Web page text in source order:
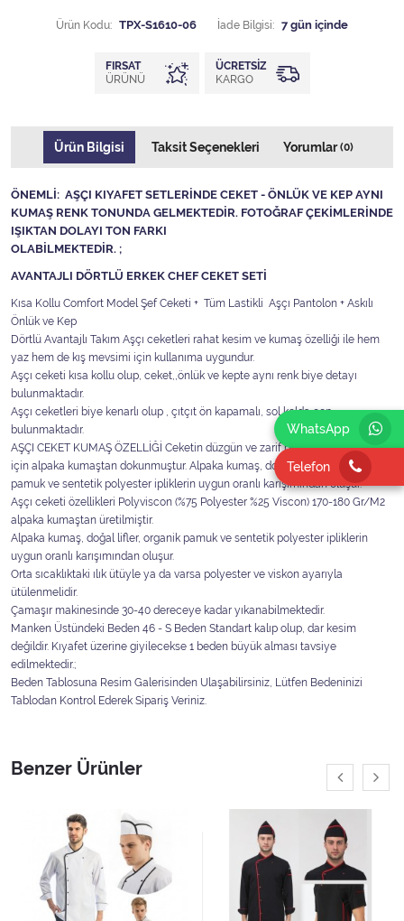
WhatsApp
Telefon
Ürün Kodu: TPX-S1610-06 İade Bilgisi:
FIRSAT
ÜRÜNÜ
ÜCRETSIZ
KARGO
Ürün Bilgisi Taksit Seçenekleri Yorumlar(0)
ÖNEMLİ: AŞÇI KIYAFET SETLERİNDE CEKET - ÖNLÜK VE KEP AYNI
KUMAŞ RENK TONUNDA GELMEKTEDİR. FOTOĞRAF ÇEKİMLERİNDE
IŞIKTAN DOLAYI TON FARKI
OLABİLMEKTEDİR. ;
AVANTAJLI DÖRTLÜ ERKEK CHEF CEKET SETİ
Kısa Kollu Comfort Model Şef Ceketi + Tüm Lastikli Aşçı Pantolon + Askılı
Önlük ve Kep
Dörtlü Avantajlı Takım Aşçı ceketleri rahat kesim ve kumaş özelliği ile hem
yaz hem de kış mevsimi için kullanıma uygundur.
Aşçı ceketi kısa kollu olup, ceket,,önlük ve kepte aynı renk biye detayı
bulunmaktadır.
Aşçı ceketleri biye kenarlı olup , çıtçıt ön kapamalı, sol kolda cep
bulunmaktadır.
AŞÇI CEKET KUMAŞ ÖZELLİĞİ Ceketin düzgün ve zarif bir görünümde olması
için alpaka kumaştan dokunmuştur. Alpaka kumaş, doğal lifler, organik
pamuk ve sentetik polyester ipliklerin uygun oranlı karışımından oluşur.
Aşçı ceketi özellikleri Polyviscon (%75 Polyester %25 Viscon) 170-180 Gr/M2
alpaka kumaştan üretilmiştir.
Alpaka kumaş, doğal lifler, organik pamuk ve sentetik polyester ipliklerin
uygun oranlı karışımından oluşur.
Orta sıcaklıktaki ılık ütüyle ya da varsa polyester ve viskon ayarıyla
ütülenmelidir.
Çamaşır makinesinde 30-40 dereceye kadar yıkanabilmektedir.
Manken Üstündeki Beden 46 - S Beden Standart kalıp olup, dar kesim
değildir. Kıyafet üzerine giyilecekse 1 beden büyük alması tavsiye
edilmektedir.;
Beden Tablosuna Resim Galerisinden Ulaşabilirsiniz, Lütfen Bedeninizi
Tablodan Kontrol Ederek Sipariş Veriniz.
Benzer Ürünler